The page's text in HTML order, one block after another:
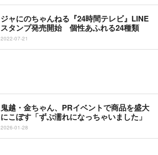
ジャにのちゃんねる『24時間テレビ』LINE
スタンプ発売開始 個性あふれる24種類
2022-07-21
鬼越・金ちゃん、PRイベントで商品を盛大
にこぼす「ずぶ濡れになっちゃいました」
2026-01-28